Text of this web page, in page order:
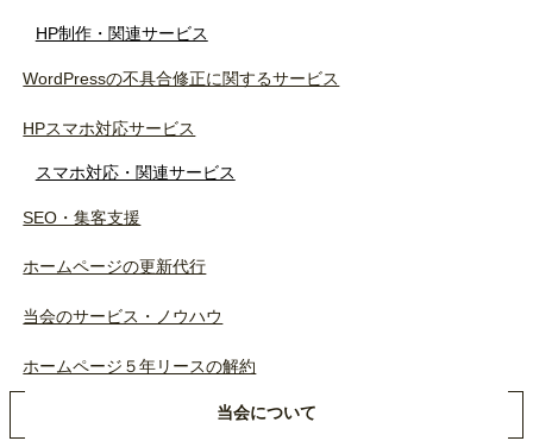
HP制作・関連サービス
WordPressの不具合修正に関するサービス
HPスマホ対応サービス
スマホ対応・関連サービス
SEO・集客支援
ホームページの更新代行
当会のサービス・ノウハウ
ホームページ５年リースの解約
当会について